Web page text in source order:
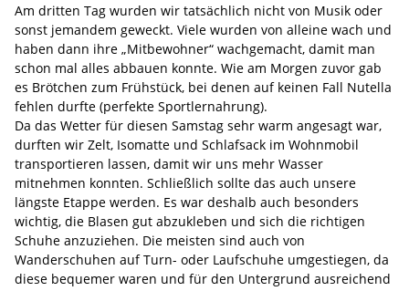
Am dritten Tag wurden wir tatsächlich nicht von Musik oder
sonst jemandem geweckt. Viele wurden von alleine wach und
haben dann ihre „Mitbewohner“ wachgemacht, damit man
schon mal alles abbauen konnte. Wie am Morgen zuvor gab
es Brötchen zum Frühstück, bei denen auf keinen Fall Nutella
fehlen durfte (perfekte Sportlernahrung).
Da das Wetter für diesen Samstag sehr warm angesagt war,
durften wir Zelt, Isomatte und Schlafsack im Wohnmobil
transportieren lassen, damit wir uns mehr Wasser
mitnehmen konnten. Schließlich sollte das auch unsere
längste Etappe werden. Es war deshalb auch besonders
wichtig, die Blasen gut abzukleben und sich die richtigen
Schuhe anzuziehen. Die meisten sind auch von
Wanderschuhen auf Turn- oder Laufschuhe umgestiegen, da
diese bequemer waren und für den Untergrund ausreichend